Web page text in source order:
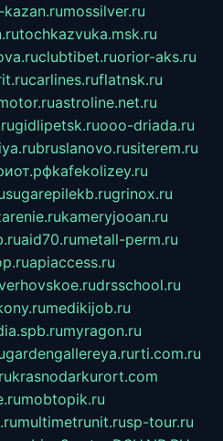
kazan.rumossilver.ru
tochkazvuka.msk.ru
clubtibet.ruorior-aks.ru
carlines.ruflatnsk.ru
astroline.net.ru
gidlipetsk.ruooo-driada.ru
bruslanovo.rusiterem.ru
kafekolizey.ru
sugarepilekb.rugrinox.ru
kameryjooan.ru
aid70.rumetall-perm.ru
apiaccess.ru
drsschool.ru
medikijob.ru
myragon.ru
gardengallereya.rurti.com.ru
krasnodarkurort.com
mobtopik.ru
multimetrunit.rusp-tour.ru